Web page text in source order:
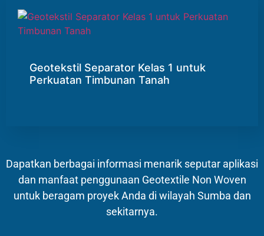
Geotekstil Separator Kelas 1 untuk
Perkuatan Timbunan Tanah
Dapatkan berbagai informasi menarik seputar aplikasi
dan manfaat penggunaan Geotextile Non Woven
untuk beragam proyek Anda di wilayah Sumba dan
sekitarnya.